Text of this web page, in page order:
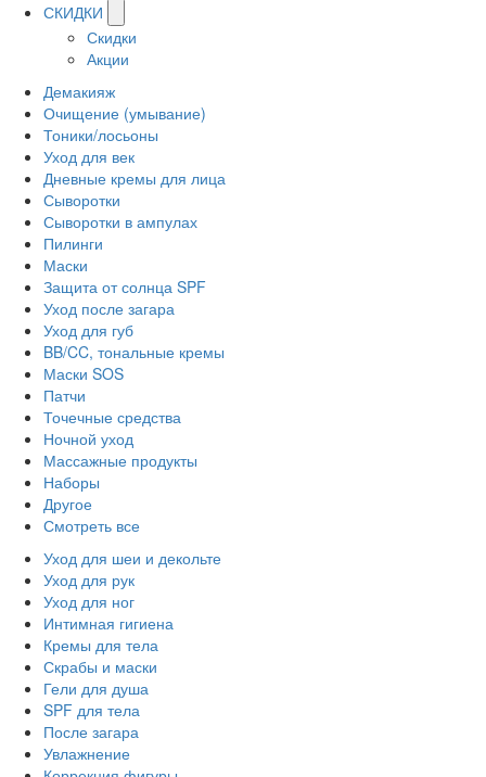
СКИДКИ
Скидки
Акции
Демакияж
Очищение (умывание)
Тоники/лосьоны
Уход для век
Дневные кремы для лица
Сыворотки
Сыворотки в ампулах
Пилинги
Маски
Защита от солнца SPF
Уход после загара
Уход для губ
BB/CC, тональные кремы
Маски SOS
Патчи
Точечные средства
Ночной уход
Массажные продукты
Наборы
Другое
Смотреть все
Уход для шеи и декольте
Уход для рук
Уход для ног
Интимная гигиена
Кремы для тела
Скрабы и маски
Гели для душа
SPF для тела
После загара
Увлажнение